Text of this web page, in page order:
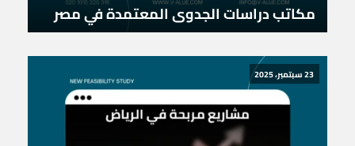
مكاتب دراسات الجدوى المعتمدة في مصر
23 سبتمبر، 2025